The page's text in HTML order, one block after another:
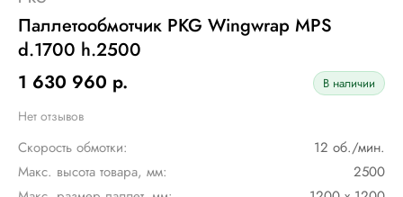
Паллетообмотчик PKG Wingwrap MPS
d.1700 h.2500
1 630 960 р.
В наличии
Нет отзывов
Скорость обмотки:
12 об./мин.
Макс. высота товара, мм:
2500